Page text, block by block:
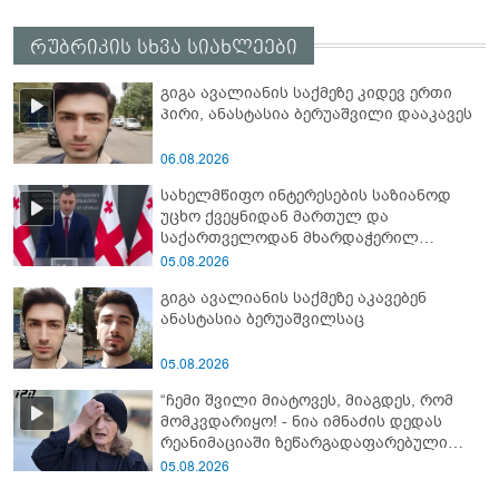
რუბრიკის სხვა სიახლეები
გიგა ავალიანის საქმეზე კიდევ ერთი
პირი, ანასტასია ბერუაშვილი დააკავეს
06.08.2026
სახელმწიფო ინტერესების საზიანოდ
უცხო ქვეყნიდან მართულ და
საქართველოდან მხარდაჭერილ
დისკრედიტაციულ საინფორმაციო
საბოტაჟის მუხლით გამოძიება დაიწყო -
სუსი
05.08.2026
გიგა ავალიანის საქმეზე აკავებენ
ანასტასია ბერუაშვილსაც
05.08.2026
“ჩემი შვილი მიატოვეს, მიაგდეს, რომ
მომკვდარიყო! - ნია იმნაძის დედას
რეანიმაციაში ზეწარგადაფარებული
შვილი არ უნახავს” - გიგა ავალიანის
05.08.2026